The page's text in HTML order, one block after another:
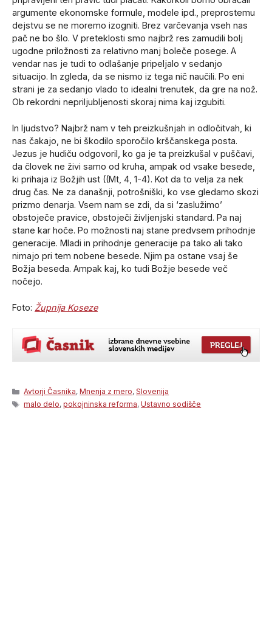
argumente ekonomske formule, modele ipd., preprostemu
dejstvu se ne moremo izogniti. Brez varčevanja vseh nas
pač ne bo šlo. V preteklosti smo najbrž res zamudili bolj
ugodne priložnosti za relativno manj boleče posege. A
vendar nas je tudi to odlašanje pripeljalo v sedanjo
situacijo. In zgleda, da se nismo iz tega nič naučili. Po eni
strani je za sedanjo vlado to idealni trenutek, da gre na nož.
Ob rekordni nepriljubljenosti skoraj nima kaj izgubiti.
In ljudstvo? Najbrž nam v teh preizkušnjah in odločitvah, ki
nas čakajo, ne bi škodilo sporočilo krščanskega posta.
Jezus je hudiču odgovoril, ko ga je ta preizkušal v puščavi,
da človek ne živi samo od kruha, ampak od vsake besede,
ki prihaja iz Božjih ust ((Mt, 4, 1-4). Kot da to velja za nek
drug čas. Ne za današnji, potrošniški, ko vse gledamo skozi
prizmo denarja. Vsem nam se zdi, da si ‘zaslužimo’
obstoječe pravice, obstoječi življenjski standard. Pa naj
stane kar hoče. Po možnosti naj stane predvsem prihodnje
generacije. Mladi in prihodnje generacije pa tako ali tako
nimajo pri tem nobene besede. Njim pa ostane vsaj še
Božja beseda. Ampak kaj, ko tudi Božje besede več
nočejo.
Foto: Župnija Koseze
Categories
Avtorji Časnika,Mnenja z mero,Slovenija
Tags
malo delo,pokojninska reforma,Ustavno sodišče